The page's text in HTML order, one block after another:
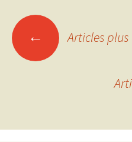
des
← Articles plus